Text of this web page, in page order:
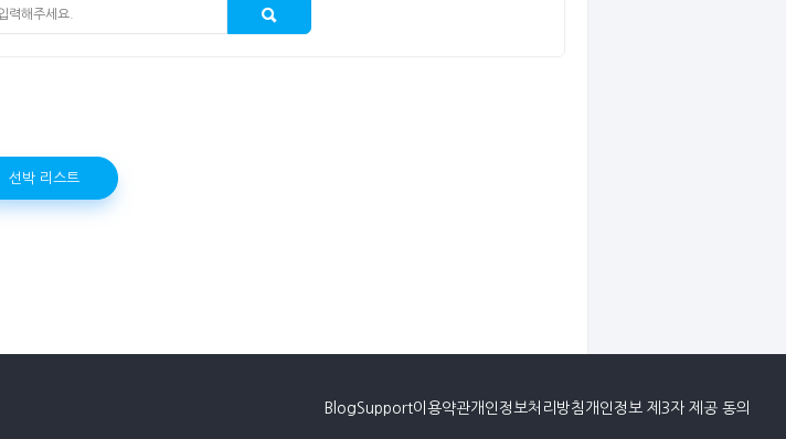
선박 리스트
BlogSupport이용약관개인정보처리방침 개인정보 제3자 제공 동의